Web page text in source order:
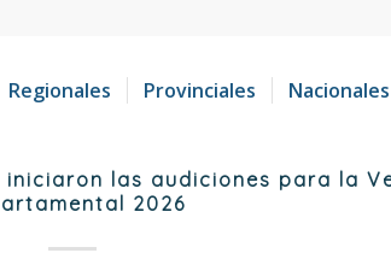
Regionales Provinciales Nacionales
las audiciones para la
2026